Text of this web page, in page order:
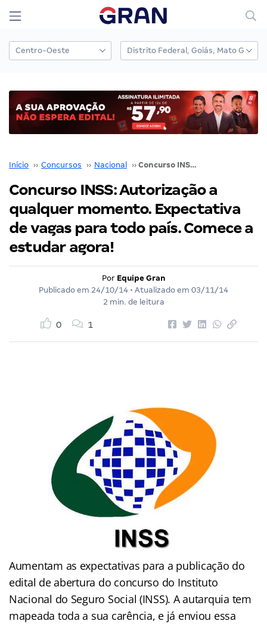
Início ›› Concursos ›› Nacional ›› Concurso INSS: Autorização a qualquer momento. Expectativa de vagas para todo país. Comece a estudar agora!
Concurso INSS: Autorização a
qualquer momento. Expectativa
de vagas para todo país. Comece a
estudar agora!
Por Equipe Gran
Publicado em 24/10/14 • Atualizado em 03/11/14
2 min. de leitura
0 1
Aumentam as expectativas para a publicação do
edital de abertura do concurso do Instituto
Nacional do Seguro Social (INSS). A autarquia tem
mapeada toda a sua carência, e já enviou essa